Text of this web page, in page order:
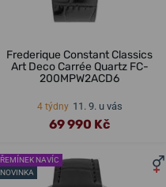
Frederique Constant Classics
Art Deco Carrée Quartz FC-
200MPW2ACD6
4 týdny 11. 9. u vás
69 990 Kč
ŘEMÍNEK NAVÍC
NOVINKA